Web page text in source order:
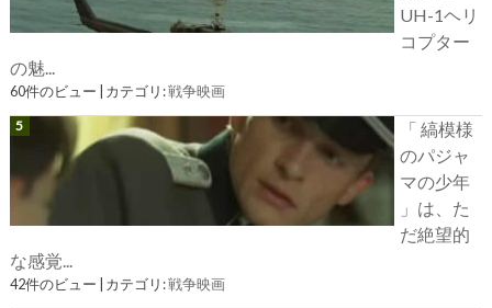
UH-1ヘリ
コプター
の魅...
60件のビュー | カテゴリ:戦争映画
「 縞模様
のパジャ
マの少年
」は、た
だ絶望的
な感覚...
42件のビュー | カテゴリ:戦争映画